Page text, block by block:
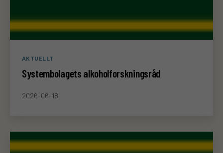
Kategorier
AKTUELLT
Systembolagets alkoholforskningsråd
2026-06-18